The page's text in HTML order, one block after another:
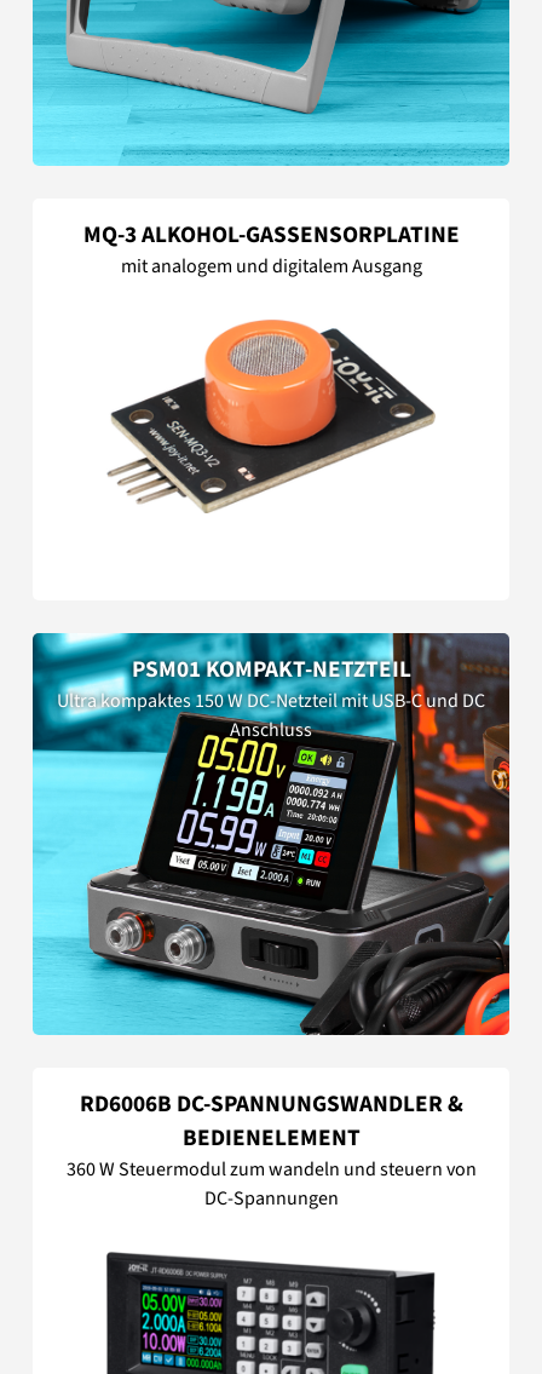
MQ-3 ALKOHOL-GASSENSORPLATINE
mit analogem und digitalem Ausgang
PSM01 KOMPAKT-NETZTEIL
Ultra kompaktes 150 W DC-Netzteil mit USB-C und DC
Anschluss
RD6006B DC-SPANNUNGSWANDLER &
BEDIENELEMENT
360 W Steuermodul zum wandeln und steuern von
DC-Spannungen